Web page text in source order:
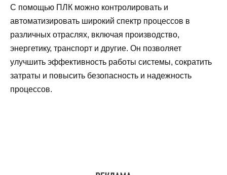
С помощью ПЛК можно контролировать и
автоматизировать широкий спектр процессов в
различных отраслях, включая производство,
энергетику, транспорт и другие. Он позволяет
улучшить эффективность работы системы, сократить
затраты и повысить безопасность и надежность
процессов.